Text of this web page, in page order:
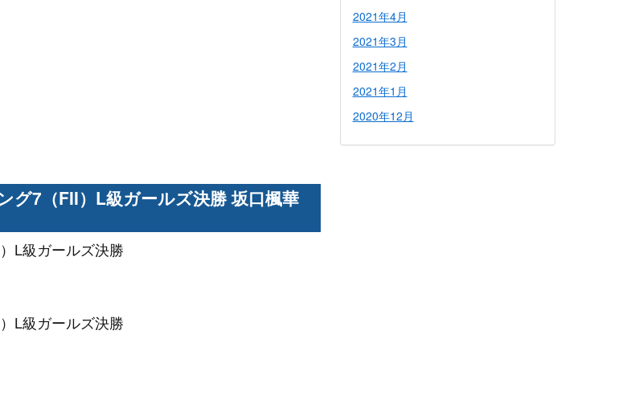
グ7（FII）L級ガールズ決勝 坂口楓華
L級ガールズ決勝
L級ガールズ決勝
2021年4月
2021年3月
2021年2月
2021年1月
2020年12月